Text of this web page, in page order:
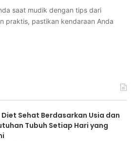
saat mudik dengan tips dari
praktis, pastikan kendaraan Anda
Diet Sehat Berdasarkan Usia dan
Tubuh Setiap Hari yang